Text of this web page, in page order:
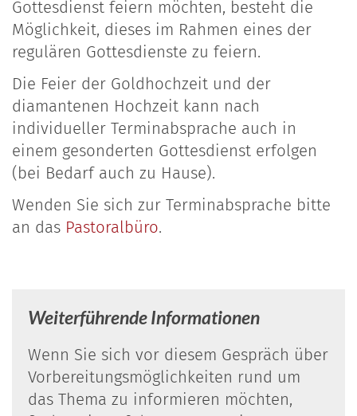
Gottesdienst feiern möchten, besteht die
Möglichkeit, dieses im Rahmen eines der
regulären Gottesdienste zu feiern.
Die Feier der Goldhochzeit und der
diamantenen Hochzeit kann nach
individueller Terminabsprache auch in
einem gesonderten Gottesdienst erfolgen
(bei Bedarf auch zu Hause).
Wenden Sie sich zur Terminabsprache bitte
an das Pastoralbüro.
Weiterführende Informationen
Wenn Sie sich vor diesem Gespräch über
Vorbereitungsmöglichkeiten rund um
das Thema zu informieren möchten,